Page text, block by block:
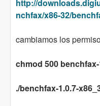
http://
nchfax/x86-32/
cambiamos los
chmod 500
./benchfax-1.0.7-